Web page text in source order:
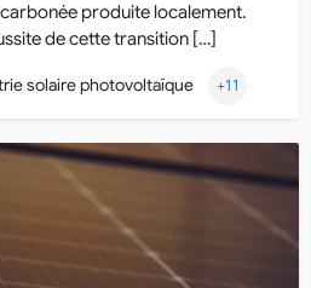
produite localement.
de cette transition […]
solaire photovoltaïque +11